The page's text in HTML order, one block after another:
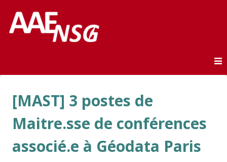
AAE-ENSG
[MAST] 3 postes de
Maitre.sse de conférences
associé.e à Géodata Paris